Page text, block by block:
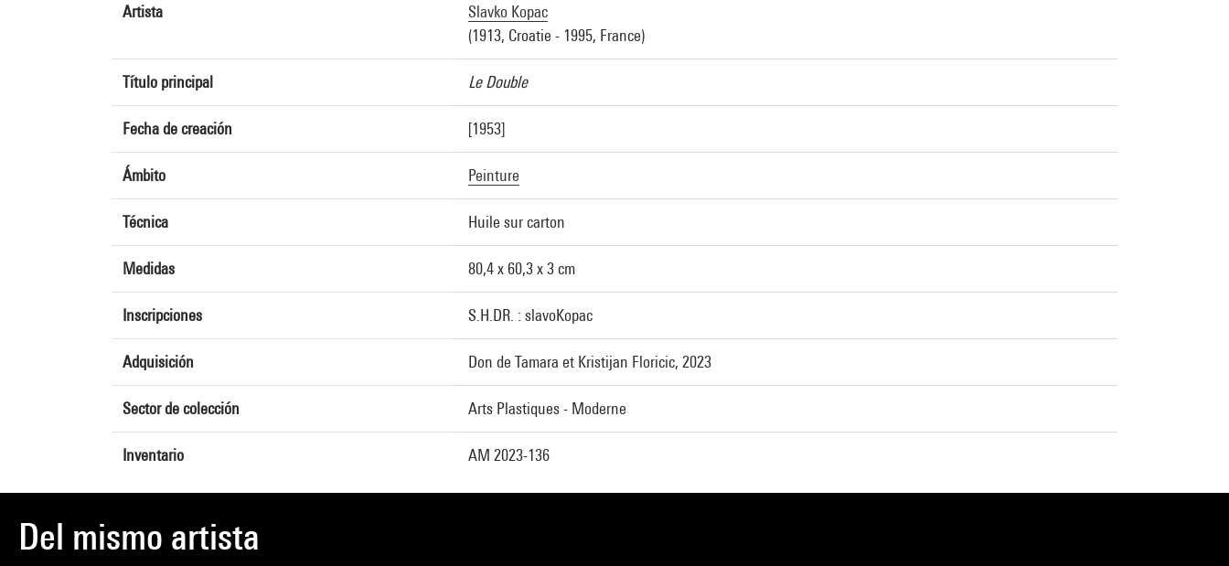
Artista
Slavko Kopac
(1913, Croatie - 1995, France)
Título principal Le Double
Fecha de creación [1953]
Ámbito Peinture
Técnica Huile sur carton
Medidas 80,4 x 60,3 x 3 cm
Inscripciones S.H.DR. : slavoKopac
Adquisición Don de Tamara et Kristijan Floricic, 2023
Sector de colección Arts Plastiques - Moderne
Inventario AM 2023-136
Del mismo artista